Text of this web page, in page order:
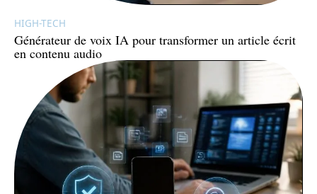
HIGH-TECH
Générateur de voix IA pour transformer un article écrit
en contenu audio